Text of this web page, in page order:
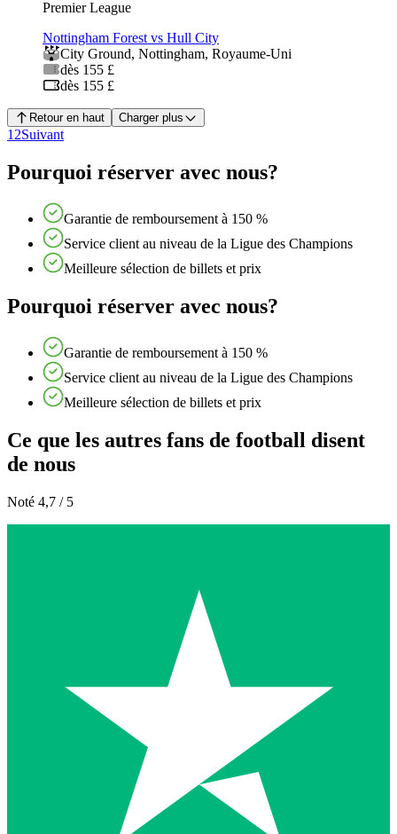
Premier League
Nottingham Forest vs Hull City
City Ground, Nottingham, Royaume-Uni
dès 155 £
dès 155 £
Retour en haut Charger plus
1 2Suivant
Pourquoi réserver avec nous?
Garantie de remboursement à 150 %
Service client au niveau de la Ligue des Champions
Meilleure sélection de billets et prix
Pourquoi réserver avec nous?
Garantie de remboursement à 150 %
Service client au niveau de la Ligue des Champions
Meilleure sélection de billets et prix
Ce que les autres fans de football disent
de nous
Noté 4,7 / 5